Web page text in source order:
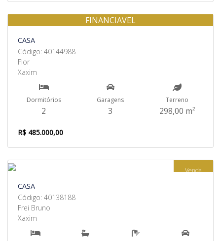
Venda
FINANCIAVEL
CASA
Código: 40144988
Flor
Xaxim
Dormitórios
2
Garagens
3
Terreno
298,00 m²
R$ 485.000,00
Venda
CASA
Código: 40138188
Frei Bruno
Xaxim